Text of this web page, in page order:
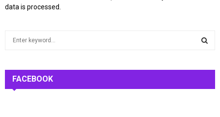
data is processed.
FACEBOOK